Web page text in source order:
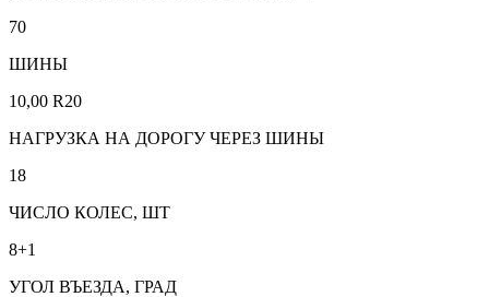
70
ШИНЫ
10,00 R20
НАГРУЗКА НА ДОРОГУ ЧЕРЕЗ ШИНЫ
18
ЧИСЛО КОЛЕС, ШТ
8+1
УГОЛ ВЪЕЗДА, ГРАД